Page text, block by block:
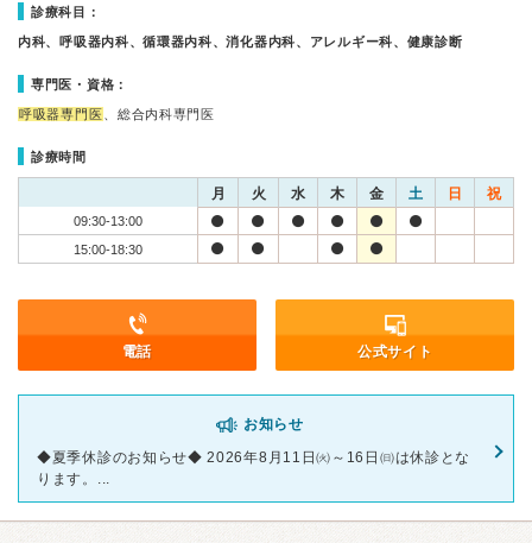
診療科目：
内科、呼吸器内科、循環器内科、消化器内科、アレルギー科、健康診断
専門医・資格：
呼吸器専門医 、総合内科専門医
診療時間
月 火 水 木 金 土 日 祝
09:30-13:00
15:00-18:30
電話 公式サイト
お知らせ
◆夏季休診のお知らせ◆ 2026年8月11日㈫～16日㈰は休診とな
ります。...